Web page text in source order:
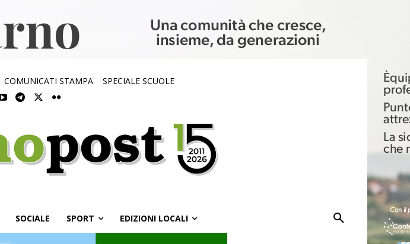
COMUNICATI STAMPA SPECIALE SCUOLE
SOCIALE SPORT EDIZIONI LOCALI